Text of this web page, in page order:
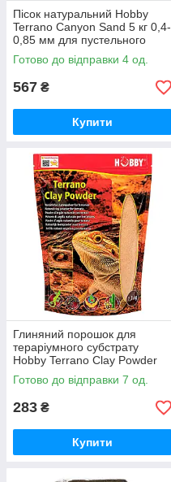
Пісок натуральний Hobby
Terrano Canyon Sand 5 кг 0,4-
0,85 мм для пустельного
тераріуму (33224)
Готово до відправки 4 од.
567 ₴
Купити
Глиняний порошок для
тераріумного субстрату
Hobby Terrano Clay Powder
yellow 1,3 кг (33212)
Готово до відправки 7 од.
283 ₴
Купити